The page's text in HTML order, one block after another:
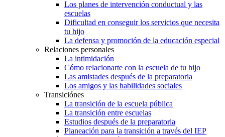
Los planes de intervención conductual y las
escuelas
Dificultad en conseguir los servicios que necesita
tu hijo
La defensa y promoción de la educación especial
Relaciones personales
La intimidación
Cómo relacionarte con la escuela de tu hijo
Las amistades después de la preparatoria
Los amigos y las habilidades sociales
Transiciónes
La transición de la escuela pública
La transición entre escuelas
Estudios después de la preparatoria
Planeación para la transición a través del IEP